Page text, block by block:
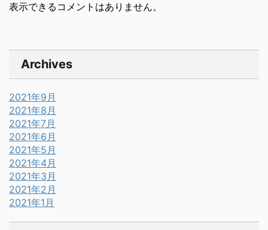
表示できるコメントはありません。
Archives
2021年9月
2021年8月
2021年7月
2021年6月
2021年5月
2021年4月
2021年3月
2021年2月
2021年1月